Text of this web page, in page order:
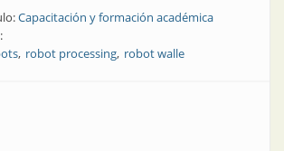
Capacitación y formación académica
robot processing robot walle
Capacitación | Jornadas de robótica: difusión y